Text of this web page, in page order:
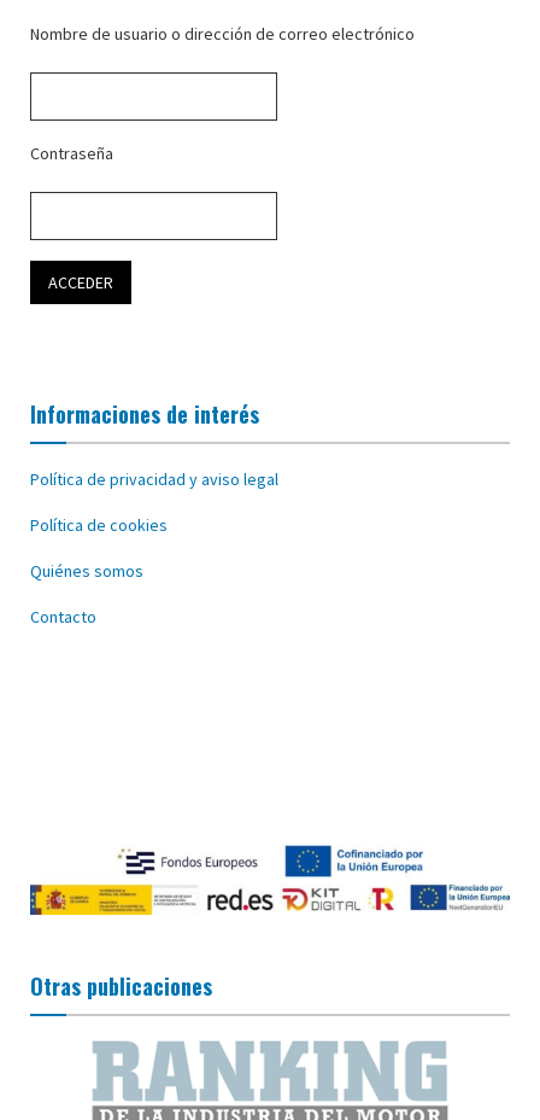
Nombre de usuario o dirección de correo electrónico
Contraseña
Informaciones de interés
Política de privacidad y aviso legal
Política de cookies
Quiénes somos
Contacto
Otras publicaciones